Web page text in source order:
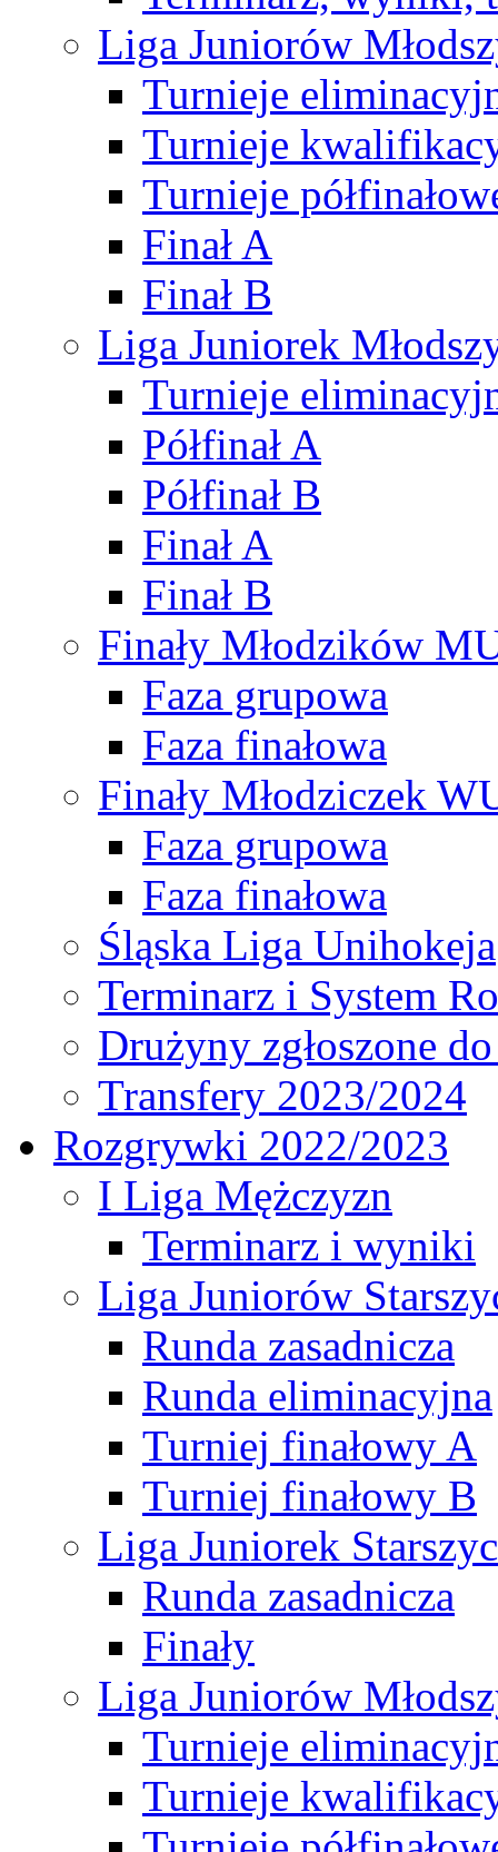
Liga Juniorów
Turnieje
Turnieje
Turnieje
Finał A
Finał B
Liga Juniorek
Turnieje
Półfinał A
Półfinał B
Finał A
Finał B
Finały Młodzików
Faza grupowa
Faza finałowa
Finały Młodziczek
Faza grupowa
Faza finałowa
Śląska Liga Unihokeja
Terminarz i System
Drużyny zgłoszone
Transfery 2023/2024
Rozgrywki 2022/2023
I Liga Mężczyzn
Terminarz i wyniki
Liga Juniorów
Runda zasadnicza
Runda eliminacyjna
Turniej finałowy A
Turniej finałowy B
Liga Juniorek
Runda zasadnicza
Finały
Liga Juniorów
Turnieje
Turnieje